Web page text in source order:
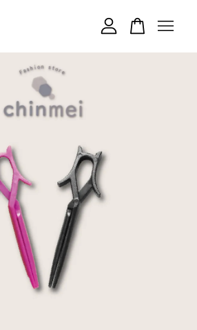
物車目前還是空的。
繼續購物